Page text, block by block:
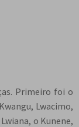
Primeiro foi o
Lwacimo,
o Kunene,